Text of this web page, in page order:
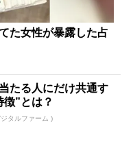
た女性が暴露した占
たる人にだけ共通す
徴”とは？
タルファーム )